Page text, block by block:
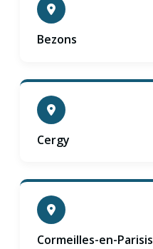
Bezons
Cergy
Cormeilles-en-Parisis